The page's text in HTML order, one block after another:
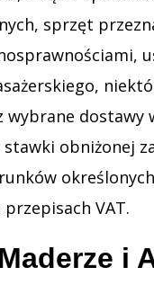
sprzęt
wybrane dostawy
obniżonej
VAT.
i